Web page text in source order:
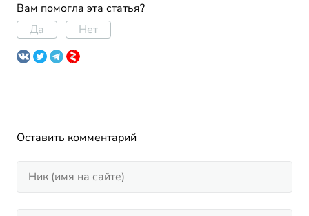
Вам помогла эта статья?
Да
Нет
Оставить комментарий